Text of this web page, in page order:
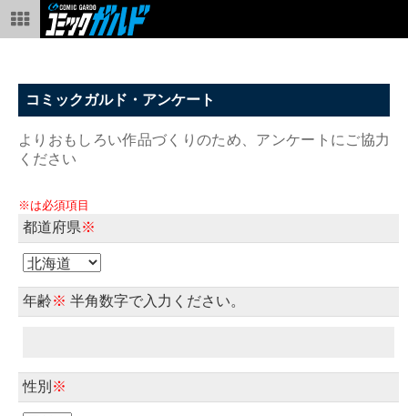
コミックガルド・アンケート
よりおもしろい作品づくりのため、アンケートにご協力
ください
※は必須項目
都道府県※
年齢※ 半角数字で入力ください。
性別 ※